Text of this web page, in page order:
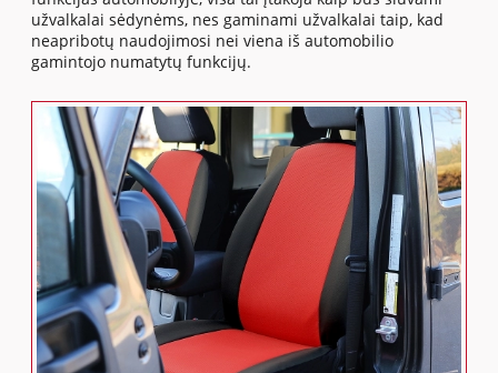
užvalkalai sėdynėms, nes gaminami užvalkalai taip, kad
neapribotų naudojimosi nei viena iš automobilio
gamintojo numatytų funkcijų.